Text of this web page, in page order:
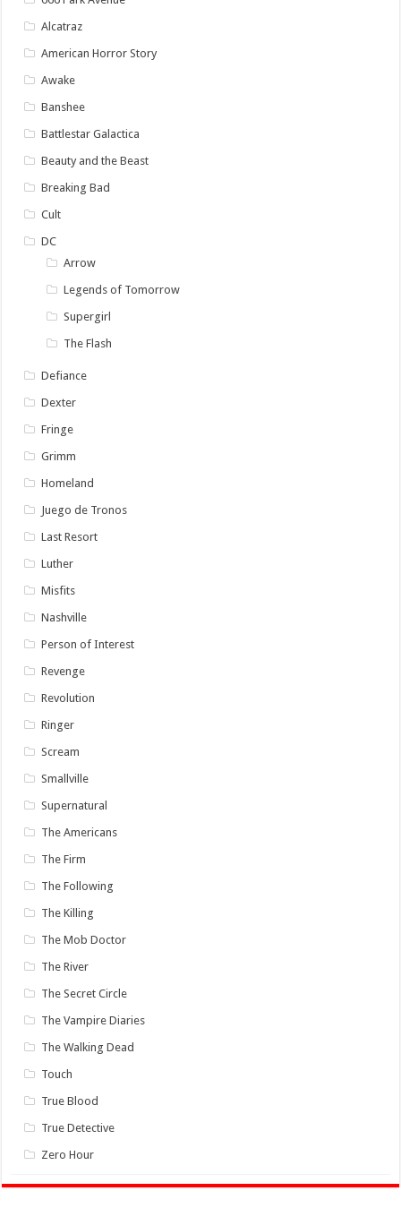
Alcatraz
American Horror Story
Awake
Banshee
Battlestar Galactica
Beauty and the Beast
Breaking Bad
Cult
DC
Arrow
Legends of Tomorrow
Supergirl
The Flash
Defiance
Dexter
Fringe
Grimm
Homeland
Juego de Tronos
Last Resort
Luther
Misfits
Nashville
Person of Interest
Revenge
Revolution
Ringer
Scream
Smallville
Supernatural
The Americans
The Firm
The Following
The Killing
The Mob Doctor
The River
The Secret Circle
The Vampire Diaries
The Walking Dead
Touch
True Blood
True Detective
Zero Hour